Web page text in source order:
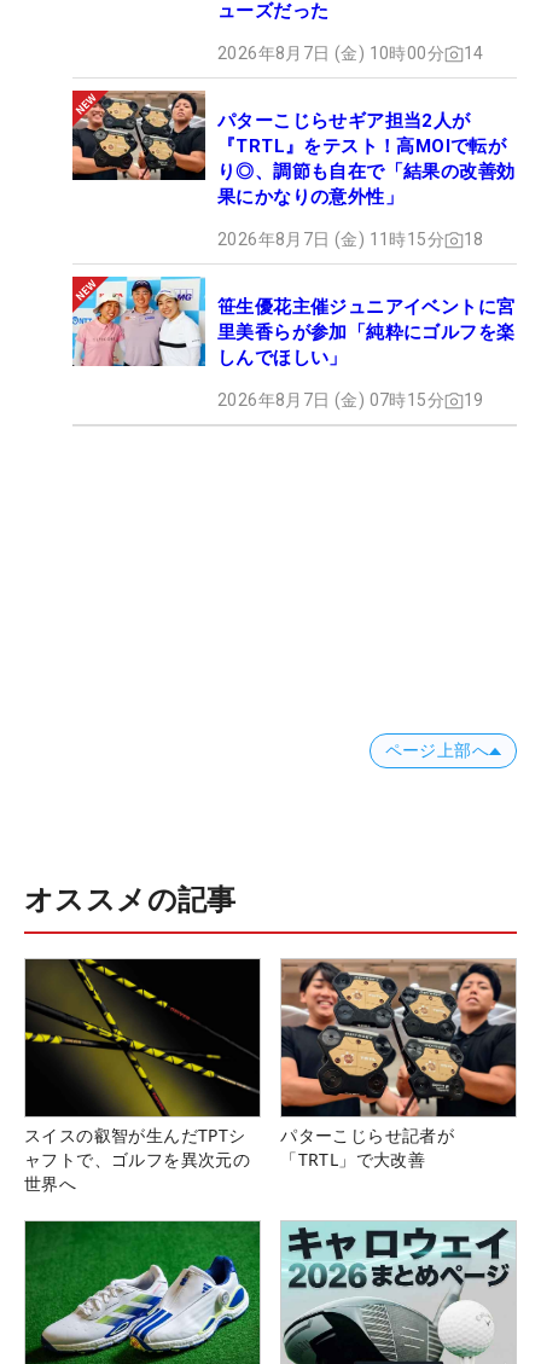
ューズだった
2026年8月7日 (金) 10時00分 14
パターこじらせギア担当2人が
『TRTL』をテスト！高MOIで転が
り◎、調節も自在で「結果の改善効
果にかなりの意外性」
2026年8月7日 (金) 11時15分 18
笹生優花主催ジュニアイベントに宮
里美香らが参加「純粋にゴルフを楽
しんでほしい」
2026年8月7日 (金) 07時15分 19
ページ上部へ
オススメの記事
スイスの叡智が生んだTPTシ
ャフトで、ゴルフを異次元の
世界へ
パターこじらせ記者が
「TRTL」で大改善